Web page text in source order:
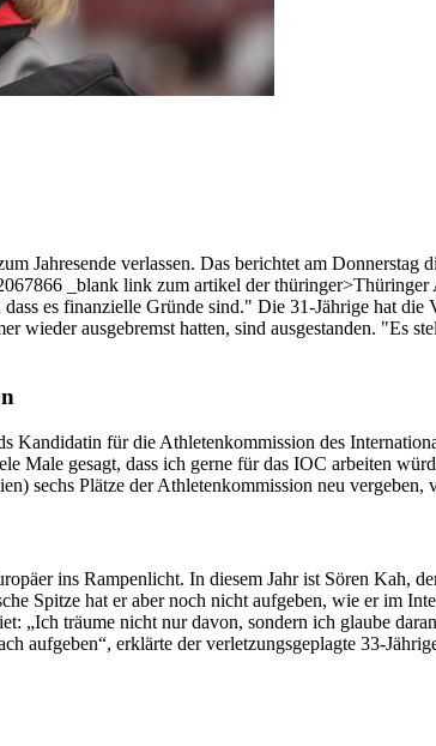
Jahresende verlassen. Das berichtet am
_blank link zum artikel der
es finanzielle Gründe sind." Die 31-Jährige hat
wieder ausgebremst hatten, sind ausgestanden. "Es
Kandidatin für die Athletenkommission des
Male gesagt, dass ich gerne für das IOC arbeiten
sechs Plätze der Athletenkommission neu
ins Rampenlicht. In diesem Jahr ist Sören Kah,
Spitze hat er aber noch nicht aufgeben, wie er im
„Ich träume nicht nur davon, sondern ich glaube
aufgeben“, erklärte der verletzungsgeplagte 33-